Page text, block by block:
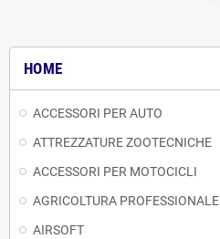
HOME
ACCESSORI PER AUTO
ATTREZZATURE ZOOTECNICHE
ACCESSORI PER MOTOCICLI
AGRICOLTURA PROFESSIONALE
AIRSOFT